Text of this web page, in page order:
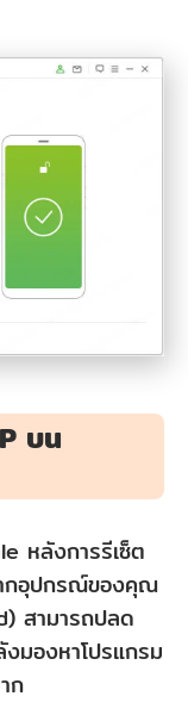
บน
หลังการรีเซ็ต
ากอุปกรณ์ของคุณ
สามารถปลด
มองหาโปรแกรม
ก